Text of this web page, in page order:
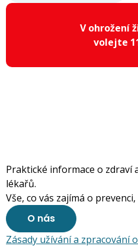
V ohrožení
volejte
Praktické informace o zdraví
lékařů.
Vše, co vás zajímá o
O nás
Zásady užívání a zpracování